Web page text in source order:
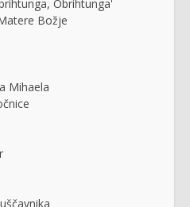
Obrihtunga'
Božje
Mihaela